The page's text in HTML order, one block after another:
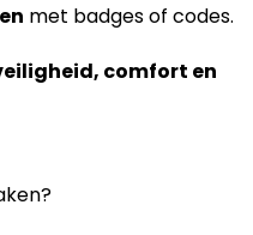
met badges of codes.
comfort en